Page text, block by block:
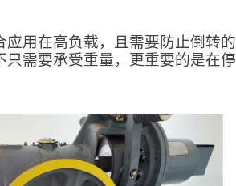
用在高负载，且需要防止倒转的
需要承受重量，更重要的是在停